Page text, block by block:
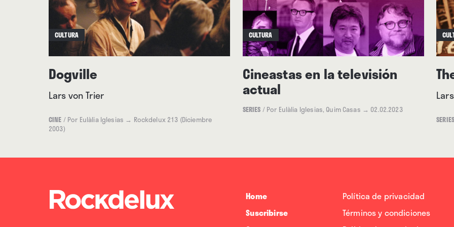
CULTURA
Dogville
Lars von Trier
CINE / Por Eulàlia Iglesias → Rockdelux 213 (Diciembre
2003)
CULTURA
Cineastas en la televisión
actual
SERIES / Por Eulàlia Iglesias, Quim Casas → 02.02.2023
Home
Suscribirse
Política de privacidad
Términos y condiciones